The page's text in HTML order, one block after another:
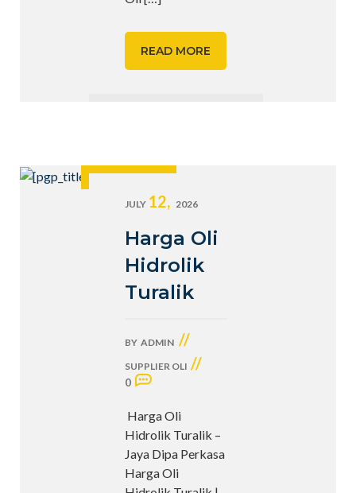
READ MORE
JULY 12, 2026
Harga Oli
Hidrolik
Turalik
BY ADMIN //
SUPPLIER OLI //
0
Harga Oli
Hidrolik Turalik –
Jaya Dipa Perkasa
Harga Oli